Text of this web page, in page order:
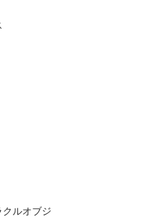
ルオブジ